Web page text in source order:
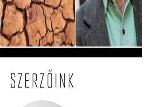
sújtó hőség miatt egyre többször jut
Robinson A Jövő Minisztériuma
című regénye.
SZERZŐINK